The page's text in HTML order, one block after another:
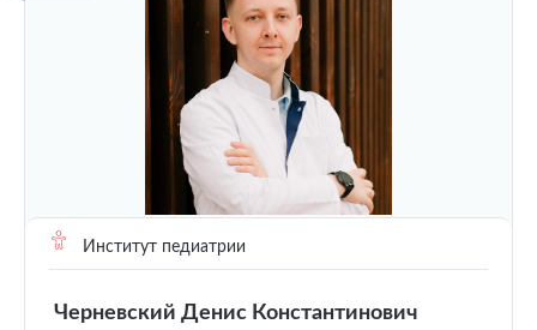
Институт педиатрии
Черневский Денис Константинович